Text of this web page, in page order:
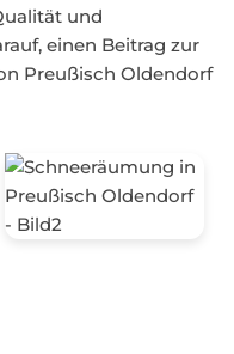
und
einen Beitrag zur
Preußisch Oldendorf